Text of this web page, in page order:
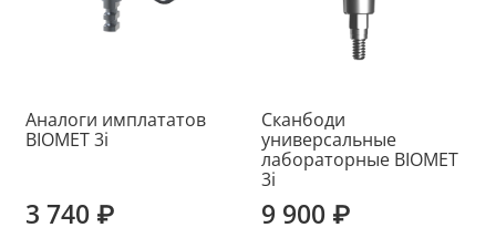
Аналоги имплататов
BIOMET 3i
3 740 ₽
Сканбоди
универсальные
лабораторные BIOMET
3i
9 900 ₽